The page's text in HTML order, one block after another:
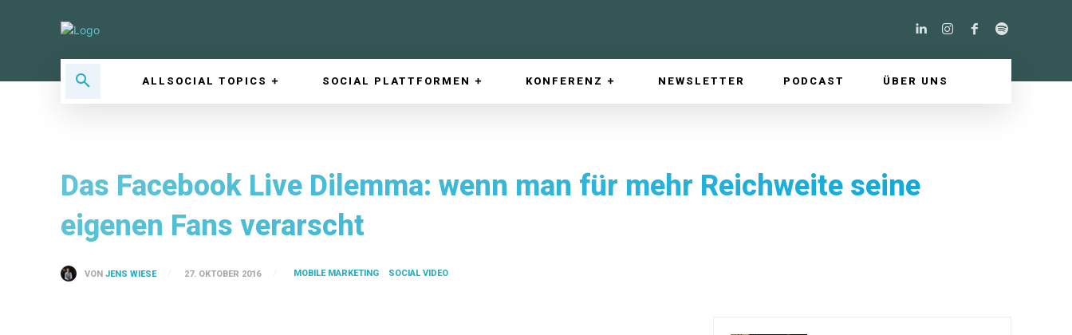
ALLSOCIAL TOPICS SOCIAL PLATTFORMEN KONFERENZ NEWSLETTER PODCAST ÜBER UNS
Das Facebook Live Dilemma: wenn man für mehr Reichweite seine
eigenen Fans verarscht
VON JENS WIESE 27. OKTOBER 2016 MOBILE MARKETING SOCIAL VIDEO